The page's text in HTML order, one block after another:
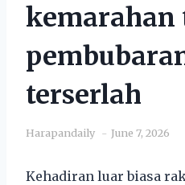
kemarahan
terserlah
Harapandaily June 7, 2026
Kehadiran luar biasa